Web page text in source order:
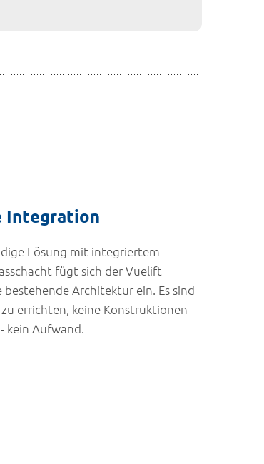
Integration
Lösung mit integriertem
fügt sich der Vuelift
bestehende Architektur ein. Es sind
errichten, keine Konstruktionen
kein Aufwand.